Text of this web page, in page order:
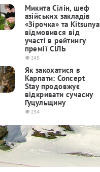
Микита Сілін, шеф
азійських закладів
«Зірочка» та Kitsunya
відмовився від
участі в рейтингу
премії СІЛЬ
245
Як закохатися в
Карпати: Concept
Stay продовжує
відкривати сучасну
Гуцульщину
234